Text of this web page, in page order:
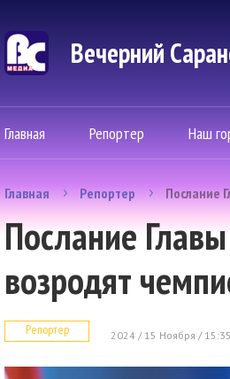
Вечерний
Главная Репортер Наш
Главная Репортер Послание
Послание
возродят
Репортер 2024 / 15 Ноября / 15:35